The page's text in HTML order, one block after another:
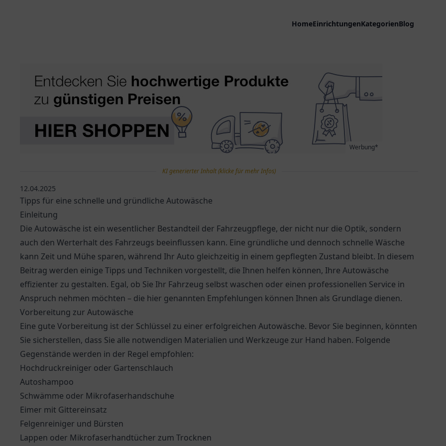
HomeEinrichtungenKategorienBlog
Werbung*
KI generierter Inhalt (klicke für mehr Infos)
12.04.2025
Tipps für eine schnelle und gründliche Autowäsche
Einleitung
Die Autowäsche ist ein wesentlicher Bestandteil der Fahrzeugpflege, der nicht nur die Optik, sondern
auch den Werterhalt des Fahrzeugs beeinflussen kann. Eine gründliche und dennoch schnelle Wäsche
kann Zeit und Mühe sparen, während Ihr Auto gleichzeitig in einem gepflegten Zustand bleibt. In diesem
Beitrag werden einige Tipps und Techniken vorgestellt, die Ihnen helfen können, Ihre Autowäsche
effizienter zu gestalten. Egal, ob Sie Ihr Fahrzeug selbst waschen oder einen professionellen Service in
Anspruch nehmen möchten – die hier genannten Empfehlungen können Ihnen als Grundlage dienen.
Vorbereitung zur Autowäsche
Eine gute Vorbereitung ist der Schlüssel zu einer erfolgreichen Autowäsche. Bevor Sie beginnen, könnten
Sie sicherstellen, dass Sie alle notwendigen Materialien und Werkzeuge zur Hand haben. Folgende
Gegenstände werden in der Regel empfohlen:
Hochdruckreiniger oder Gartenschlauch
Autoshampoo
Schwämme oder Mikrofaserhandschuhe
Eimer mit Gittereinsatz
Felgenreiniger und Bürsten
Lappen oder Mikrofaserhandtücher zum Trocknen